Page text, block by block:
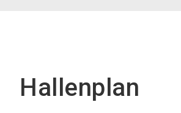
Hallenplan